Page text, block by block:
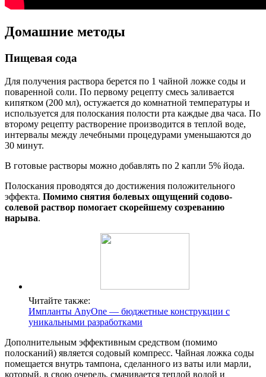
Домашние методы
Пищевая сода
Для получения раствора берется по 1 чайной ложке соды и
поваренной соли. По первому рецепту смесь заливается
кипятком (200 мл), остужается до комнатной температуры и
используется для полоскания полости рта каждые два часа. По
второму рецепту растворение производится в теплой воде,
интервалы между лечебными процедурами уменьшаются до
30 минут.
В готовые растворы можно добавлять по 2 капли 5% йода.
Полоскания проводятся до достижения положительного
эффекта. Помимо снятия болевых ощущений содово-
солевой раствор помогает скорейшему созреванию
нарыва.
Читайте также:
Импланты AnyOne — бюджетные конструкции с
уникальными разработками
Дополнительным эффективным средством (помимо
полосканий) является содовый компресс. Чайная ложка соды
помещается внутрь тампона, сделанного из ваты или марли,
который, в свою очередь, смачивается теплой водой и